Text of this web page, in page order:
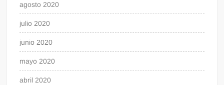
agosto 2020
julio 2020
junio 2020
mayo 2020
abril 2020